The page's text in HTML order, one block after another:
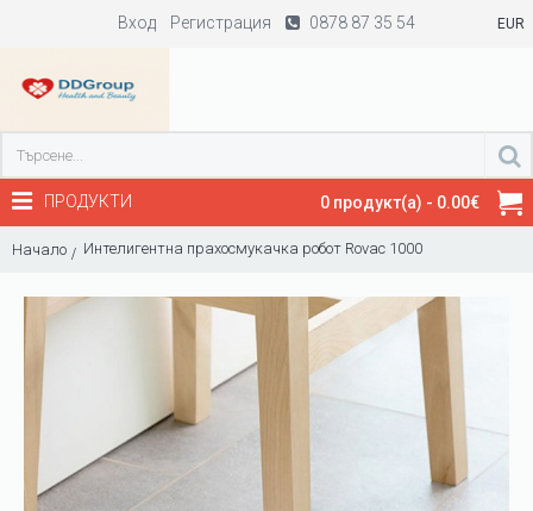
Вход Регистрация 0878 87 35 54 EUR
0 продукт(а) - 0.00€
ПРОДУКТИ
Начало Интелигентна прахосмукачка робот Rovac 1000